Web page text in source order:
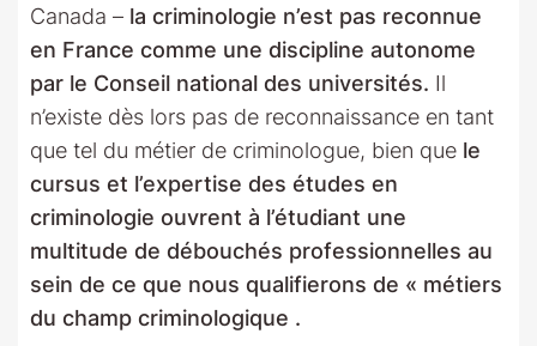
Canada – la criminologie n’est pas reconnue
en France comme une discipline autonome
par le Conseil national des universités. Il
n’existe dès lors pas de reconnaissance en tant
que tel du métier de criminologue, bien que le
cursus et l’expertise des études en
criminologie ouvrent à l’étudiant une
multitude de débouchés professionnelles au
sein de ce que nous qualifierons de « métiers
du champ criminologique .